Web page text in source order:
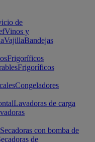
de
Vinos y
VajillaBandejas
Frigoríficos
Frigoríficos
Congeladores
Lavadoras de carga
Secadoras con bomba de
de